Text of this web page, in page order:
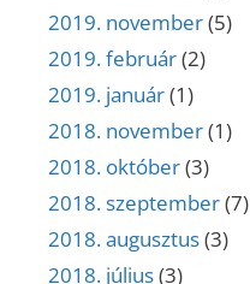
2019. november(5)
2019. február(2)
2019. január(1)
2018. november(1)
2018. október(3)
2018. szeptember(7)
2018. augusztus(3)
2018. július(3)